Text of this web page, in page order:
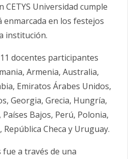
Universidad cumple
enmarcada en los festejos
institución.
docentes participantes
Armenia, Australia,
Emiratos Árabes Unidos,
Georgia, Grecia, Hungría,
Bajos, Perú, Polonia,
Checa y Uruguay.
fue a través de una